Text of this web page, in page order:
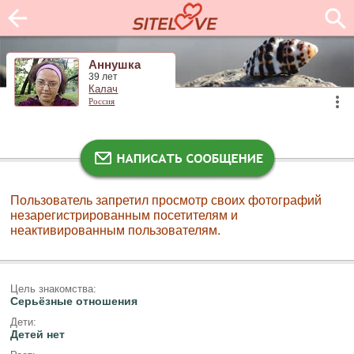
Аннушка
39 лет
Калач
Россия
Пользователь запретил просмотр своих фотографий
незарегистрированным посетителям и
неактивированным пользователям.
Цель знакомства:
Серьёзные отношения
Дети:
Детей нет